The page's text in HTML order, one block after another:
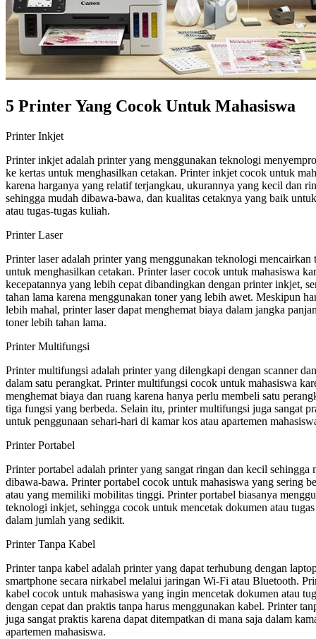
5 Printer Yang Cocok Untuk Mahasiswa
Printer Inkjet
Printer inkjet adalah printer yang menggunakan teknologi
ke kertas untuk menghasilkan cetakan. Printer inkjet cocok untuk
karena harganya yang relatif terjangkau, ukurannya yang kecil dan
sehingga mudah dibawa-bawa, dan kualitas cetaknya yang baik
atau tugas-tugas kuliah.
Printer Laser
Printer laser adalah printer yang menggunakan teknologi mencairkan
untuk menghasilkan cetakan. Printer laser cocok untuk mahasiswa
kecepatannya yang lebih cepat dibandingkan dengan printer inkjet,
tahan lama karena menggunakan toner yang lebih awet. Meskipun
lebih mahal, printer laser dapat menghemat biaya dalam jangka
toner lebih tahan lama.
Printer Multifungsi
Printer multifungsi adalah printer yang dilengkapi dengan scanner
dalam satu perangkat. Printer multifungsi cocok untuk mahasiswa
menghemat biaya dan ruang karena hanya perlu membeli satu
tiga fungsi yang berbeda. Selain itu, printer multifungsi juga sangat
untuk penggunaan sehari-hari di kamar kos atau apartemen
Printer Portabel
Printer portabel adalah printer yang sangat ringan dan kecil sehingga
dibawa-bawa. Printer portabel cocok untuk mahasiswa yang sering
atau yang memiliki mobilitas tinggi. Printer portabel biasanya
teknologi inkjet, sehingga cocok untuk mencetak dokumen atau
dalam jumlah yang sedikit.
Printer Tanpa Kabel
Printer tanpa kabel adalah printer yang dapat terhubung dengan
smartphone secara nirkabel melalui jaringan Wi-Fi atau Bluetooth.
kabel cocok untuk mahasiswa yang ingin mencetak dokumen atau
dengan cepat dan praktis tanpa harus menggunakan kabel. Printer
juga sangat praktis karena dapat ditempatkan di mana saja dalam
apartemen mahasiswa.